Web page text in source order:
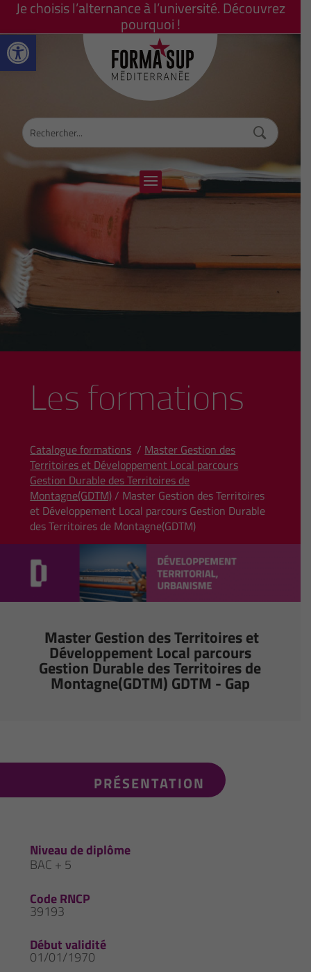
Ouvrir la barre d’outils
Je choisis l’alternance à l’université. Découvrez
pourquoi !
Les formations
Catalogue formations / Master Gestion des
Territoires et Développement Local parcours
Gestion Durable des Territoires de
Montagne(GDTM)/ Master Gestion des Territoires
et Développement Local parcours Gestion Durable
des Territoires de Montagne(GDTM)
Master Gestion des Territoires et
Développement Local parcours
Gestion Durable des Territoires de
Montagne(GDTM) GDTM - Gap
PRÉSENTATION
Niveau de diplôme
BAC + 5
Code RNCP
39193
Début validité
01/01/1970